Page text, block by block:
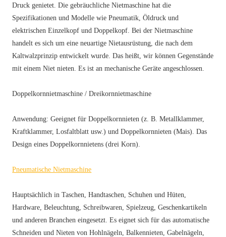
Druck genietet. Die gebräuchliche Nietmaschine hat die
Spezifikationen und Modelle wie Pneumatik, Öldruck und
elektrischen Einzelkopf und Doppelkopf. Bei der Nietmaschine
handelt es sich um eine neuartige Nietausrüstung, die nach dem
Kaltwalzprinzip entwickelt wurde. Das heißt, wir können Gegenstände
mit einem Niet nieten. Es ist an mechanische Geräte angeschlossen.
Doppelkornnietmaschine / Dreikornnietmaschine
Anwendung: Geeignet für Doppelkornnieten (z. B. Metallklammer,
Kraftklammer, Losfaltblatt usw.) und Doppelkornnieten (Mais). Das
Design eines Doppelkornnietens (drei Korn).
Pneumatische Nietmaschine
Hauptsächlich in Taschen, Handtaschen, Schuhen und Hüten,
Hardware, Beleuchtung, Schreibwaren, Spielzeug, Geschenkartikeln
und anderen Branchen eingesetzt. Es eignet sich für das automatische
Schneiden und Nieten von Hohlnägeln, Balkennieten, Gabelnägeln,